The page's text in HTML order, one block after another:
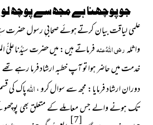
جو پوچھنا ہے مجھ سے پوچھ
علمی لیاقت بیان کرتے ہوئے صحابیِ رسول حضرت
واثلہرضی اللہُ عنہفرماتے ہیں : میں حضرت سیّدُنا علیُّ
خدمت میں حاضر ہوا تو آپ خطبہ ارشاد فرما رہے
دوران ارشاد فرمایا : مجھ سے سوال کرو ،اللہپاک کی
تک ہونے والے جس معاملے کے متعلق بھی پوچھو
[7]